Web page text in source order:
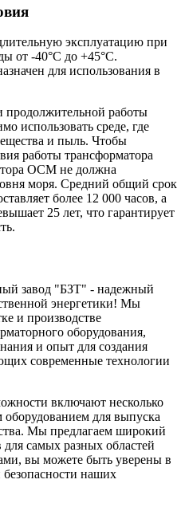
эксплуатацию при
от -40°C до +45°C.
для использования в
продолжительной работы
использовать среде, где
и пыль. Чтобы
работы трансформатора
ОСМ не должна
моря. Средний общий срок
более 12 000 часов, а
25 лет, что гарантирует
завод "БЗТ" - надежный
энергетики! Мы
и производстве
оборудования,
и опыт для создания
современные технологии
включают несколько
для выпуска
Мы предлагаем широкий
самых разных областей
вы можете быть уверены в
наших